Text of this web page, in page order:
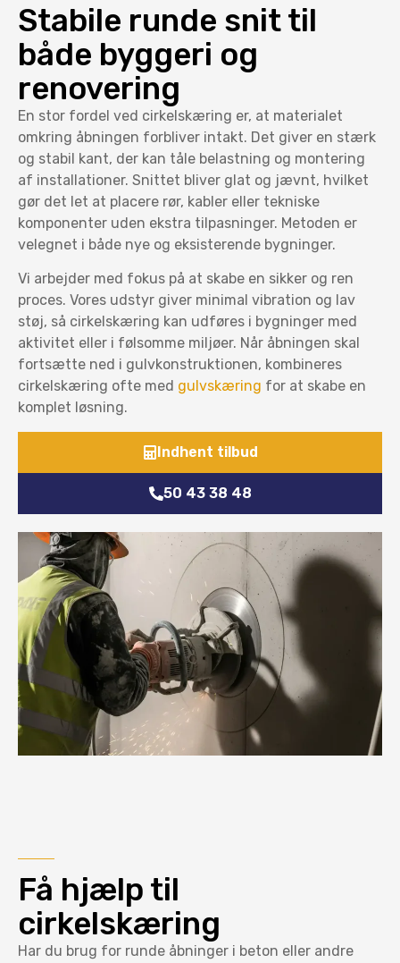
Stabile runde snit til
både byggeri og
renovering
En stor fordel ved cirkelskæring er, at materialet
omkring åbningen forbliver intakt. Det giver en stærk
og stabil kant, der kan tåle belastning og montering
af installationer. Snittet bliver glat og jævnt, hvilket
gør det let at placere rør, kabler eller tekniske
komponenter uden ekstra tilpasninger. Metoden er
velegnet i både nye og eksisterende bygninger.
Vi arbejder med fokus på at skabe en sikker og ren
proces. Vores udstyr giver minimal vibration og lav
støj, så cirkelskæring kan udføres i bygninger med
aktivitet eller i følsomme miljøer. Når åbningen skal
fortsætte ned i gulvkonstruktionen, kombineres
cirkelskæring ofte med gulvskæring for at skabe en
komplet løsning.
Indhent tilbud
50 43 38 48
Få hjælp til
cirkelskæring
Har du brug for runde åbninger i beton eller andre